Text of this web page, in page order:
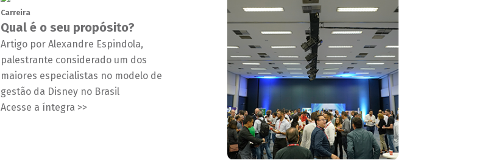
Carreira
Qual é o seu propósito?
Artigo por Alexandre Espindola,
palestrante considerado um dos
maiores especialistas no modelo de
gestão da Disney no Brasil
Acesse a íntegra >>